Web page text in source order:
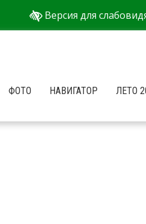
Версия для
ФОТО НАВИГАТОР ЛЕТО